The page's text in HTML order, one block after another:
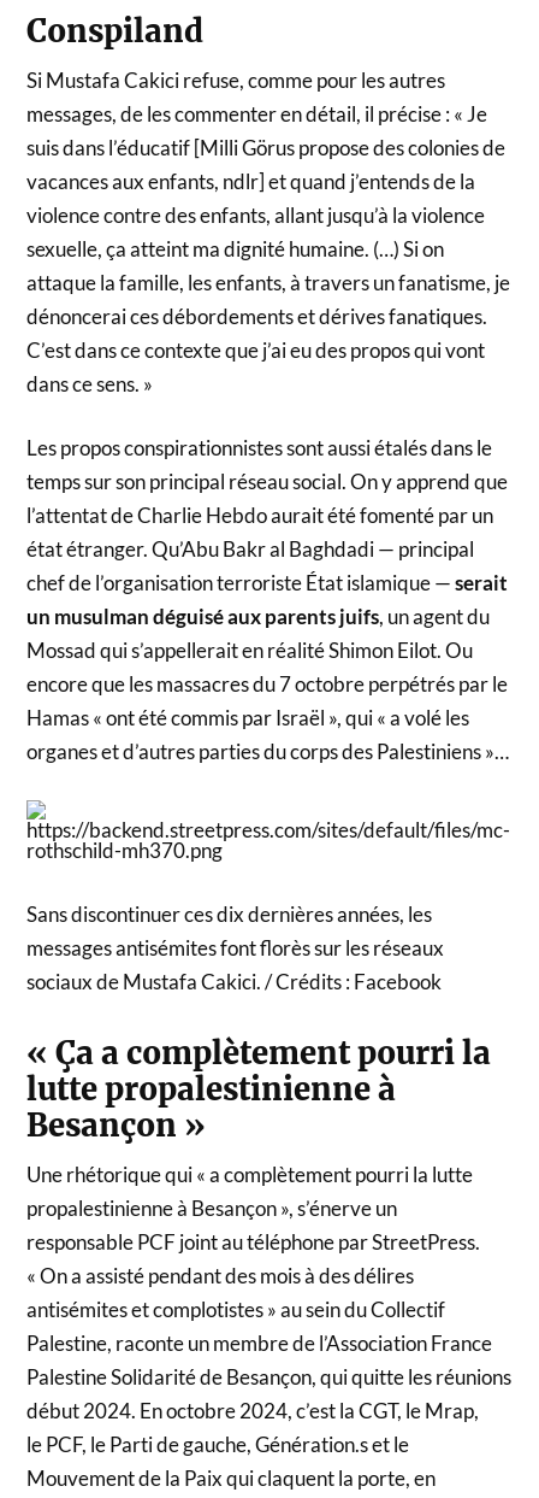
Conspiland
Si Mustafa Cakici refuse, comme pour les autres
messages, de les commenter en détail, il précise : « Je
suis dans l’éducatif [Milli Görus propose des colonies de
vacances aux enfants, ndlr] et quand j’entends de la
violence contre des enfants, allant jusqu’à la violence
sexuelle, ça atteint ma dignité humaine. (…) Si on
attaque la famille, les enfants, à travers un fanatisme, je
dénoncerai ces débordements et dérives fanatiques.
C’est dans ce contexte que j’ai eu des propos qui vont
dans ce sens. »
Les propos conspirationnistes sont aussi étalés dans le
temps sur son principal réseau social. On y apprend que
l’attentat de Charlie Hebdo aurait été fomenté par un
état étranger. Qu’Abu Bakr al Baghdadi — principal
chef de l’organisation terroriste État islamique —serait
un musulman déguisé aux parents juifs, un agent du
Mossad qui s’appellerait en réalité Shimon Eilot. Ou
encore que les massacres du 7 octobre perpétrés par le
Hamas « ont été commis par Israël », qui « a volé les
organes et d’autres parties du corps des Palestiniens »…
Sans discontinuer ces dix dernières années, les
messages antisémites font florès sur les réseaux
sociaux de Mustafa Cakici. / Crédits : Facebook
« Ça a complètement pourri la
lutte propalestinienne à
Besançon »
Une rhétorique qui « a complètement pourri la lutte
propalestinienne à Besançon », s’énerve un
responsable PCF joint au téléphone par StreetPress.
« On a assisté pendant des mois à des délires
antisémites et complotistes » au sein du Collectif
Palestine, raconte un membre de l’Association France
Palestine Solidarité de Besançon, qui quitte les réunions
début 2024. En octobre 2024, c’est la CGT, le Mrap,
le PCF, le Parti de gauche, Génération.s et le
Mouvement de la Paix qui claquent la porte, en